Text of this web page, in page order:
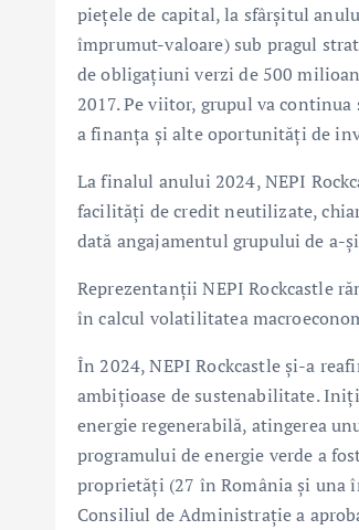
piețele de capital, la sfârșitul
împrumut-valoare) sub pragul
de obligațiuni verzi de 500
2017. Pe viitor, grupul va
a finanța și alte oportunități de
La finalul anului 2024, NEPI
facilități de credit neutilizate,
dată angajamentul grupului de
Reprezentanții NEPI Rockcastle
în calcul volatilitatea
În 2024, NEPI Rockcastle și-a
ambițioase de sustenabilitate.
energie regenerabilă, atingerea
programului de energie verde a
proprietăți (27 în România și una
Consiliul de Administrație a